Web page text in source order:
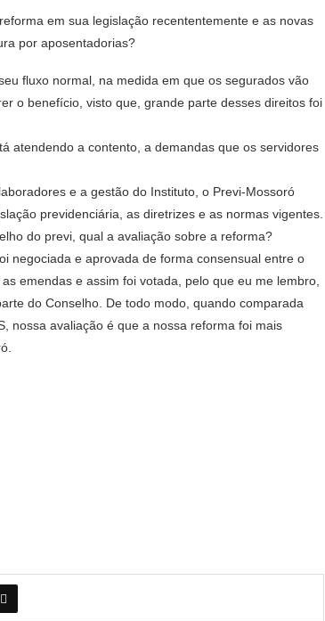
em sua legislação recententemente e as novas
por aposentadorias?
fluxo normal, na medida em que os segurados vão
o benefício, visto que, grande parte desses direitos foi
atendendo a contento, a demandas que os servidores
e a gestão do Instituto, o Previ-Mossoró
previdenciária, as diretrizes e as normas vigentes.
do previ, qual a avaliação sobre a reforma?
negociada e aprovada de forma consensual entre o
emendas e assim foi votada, pelo que eu me lembro,
do Conselho. De todo modo, quando comparada
nossa avaliação é que a nossa reforma foi mais